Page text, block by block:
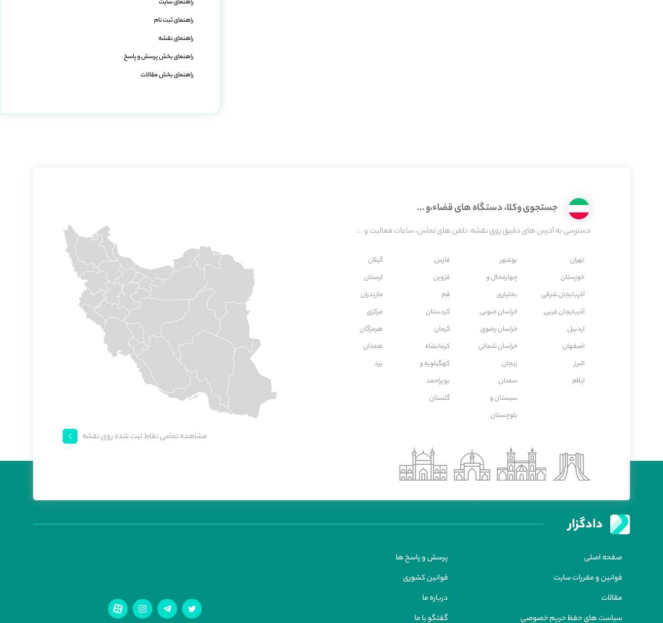
راهنمای سایت
راهنمای ثبت نام
راهنمای نقشه
راهنمای بخش پرسش و پاسخ
راهنمای بخش مقالات
جستجوی وکلا، دستگاه های قضاء،و ...
دسترسی به آدرس های دقیق روی نقشه، تلفن های تماس، ساعات فعالیت و ...
تهران
خوزستان
آذربایجان شرقی
آذربایجان غربی
اردبیل
اصفهان
البرز
ایلام
بوشهر
چهارمحال و
بختیاری
خراسان جنوبی
خراسان رضوی
خراسان شمالی
زنجان
سمنان
سیستان و
بلوچستان
فارس
قزوین
قم
كردستان
كرمان
كرمانشاه
کهگیلویه و
بویراحمد
گلستان
گیلان
لرستان
مازندران
مركزی
هرمزگان
همدان
یزد
مشاهده تمامی نقاط ثبت شده روی نقشه
دادگزار
صفحه اصلی
پرسش و پاسخ ها
قوانین و مقررات سایت
قوانین کشوری
مقالات
درباره ما
سیاست های حفظ حریم خصوصی
گفتگو با ما